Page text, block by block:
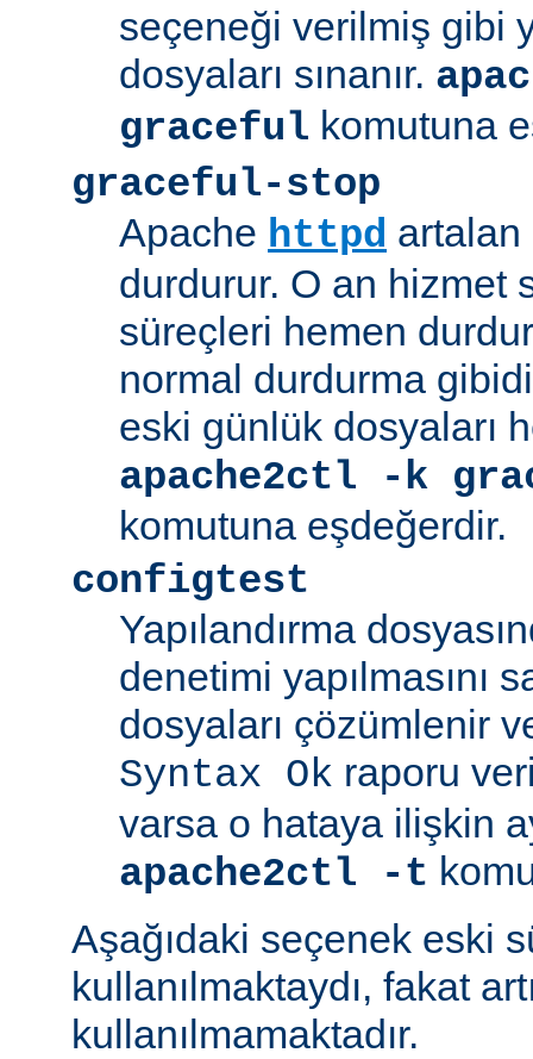
seçeneği verilmiş gibi
dosyaları sınanır.
graceful komutuna
graceful-stop
Apache httpd
durdurur. O an hizmet
süreçleri hemen
normal durdurma
eski günlük dosyaları
apache2ctl -k
komutuna eşdeğerdir.
configtest
Yapılandırma
denetimi yapılmasını
dosyaları çözümlenir
Syntax Ok raporu
varsa o hataya ilişkin
apache2ctl -t
Aşağıdaki seçenek eski
kullanılmaktaydı, fakat
kullanılmamaktadır.